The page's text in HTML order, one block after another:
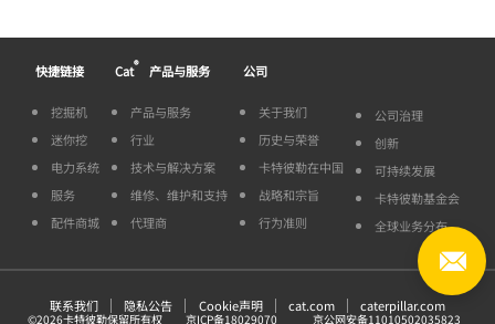
快捷链接
挖掘机
迷你挖
电力系统
服务
配件商城
Cat® 产品与服务
产品与服务
行业
技术与解决方案
维修、维护和支持
代理商
公司
关于我们
历史与荣誉
卡特彼勒在中国
战略和宗旨
行为准则
公司治理
创新
可持续发展
卡特彼勒基金会
全球业务分布
联系我们 隐私公告 Cookie声明 cat.com caterpillar.com
©2026卡特彼勒保留所有权
京ICP备18029070
京公网安备11010502035823